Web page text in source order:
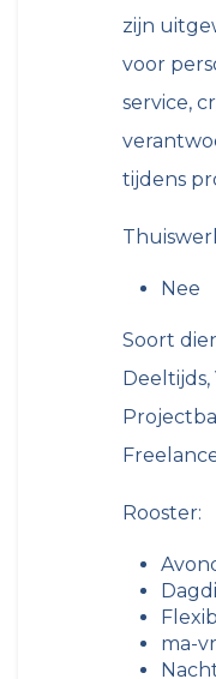
zijn
voor
service,
tijdens
Nee
Soort
Deeltijds,
Rooster:
ma-vr